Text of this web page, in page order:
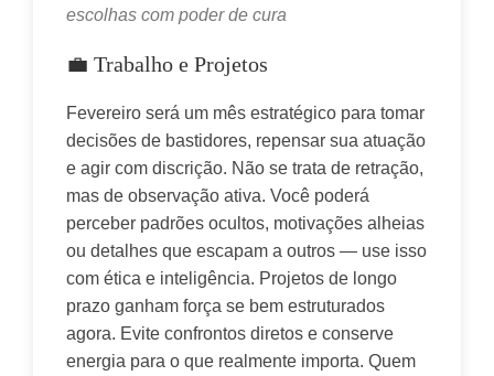
escolhas com poder de cura
💼 Trabalho e Projetos
Fevereiro será um mês estratégico para tomar
decisões de bastidores, repensar sua atuação
e agir com discrição. Não se trata de retração,
mas de observação ativa. Você poderá
perceber padrões ocultos, motivações alheias
ou detalhes que escapam a outros — use isso
com ética e inteligência. Projetos de longo
prazo ganham força se bem estruturados
agora. Evite confrontos diretos e conserve
energia para o que realmente importa. Quem